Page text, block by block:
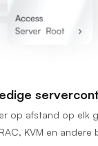
op afstand op elk
KVM en